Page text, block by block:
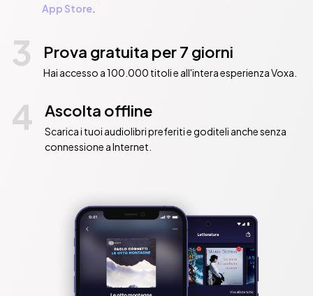
App Store.
3 Prova gratuita per 7 giorni
Hai accesso a 100.000 titoli e all'intera esperienza Voxa.
4 Ascolta offline
Scarica i tuoi audiolibri preferiti e goditeli anche senza
connessione a Internet.